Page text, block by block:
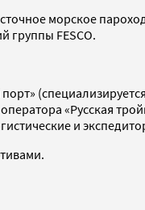
морское
группы FESCO.
«Русская
и